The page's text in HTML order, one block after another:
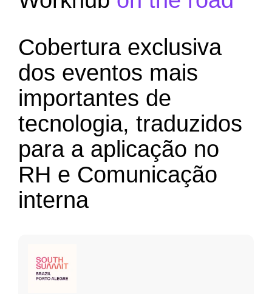
Cobertura exclusiva
dos eventos mais
importantes de
tecnologia, traduzidos
para a aplicação no
RH e Comunicação
interna